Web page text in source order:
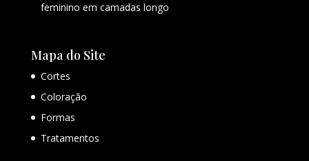
feminino em camadas longo
Mapa do Site
Cortes
Coloração
Formas
Tratamentos